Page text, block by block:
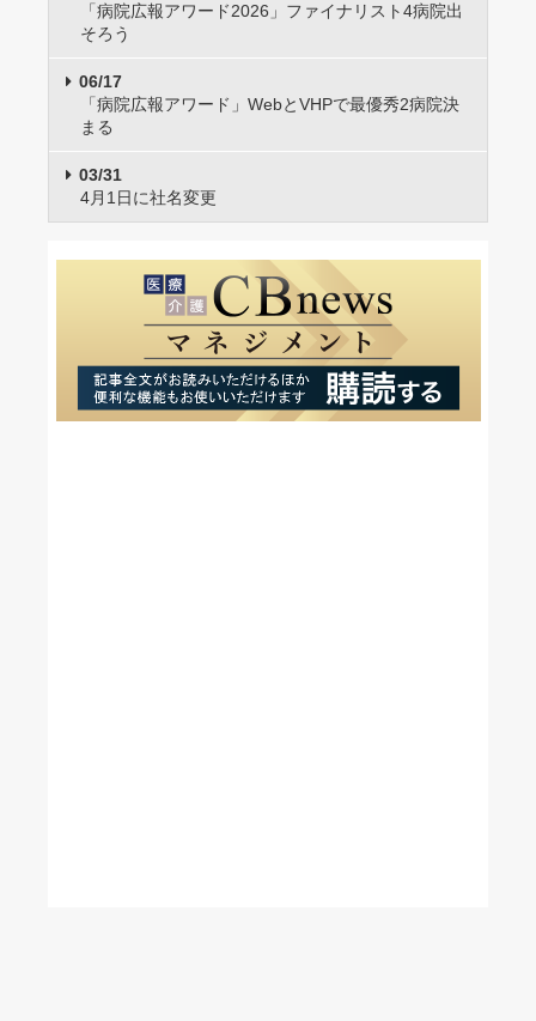
「病院広報アワード2026」ファイナリスト4病院出
そろう
06/17
「病院広報アワード」WebとVHPで最優秀2病院決
まる
03/31
4月1日に社名変更